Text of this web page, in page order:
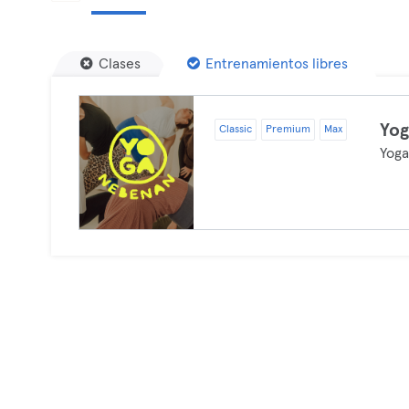
Clases Entrenamientos libres
Classic Premium Max
Yoga